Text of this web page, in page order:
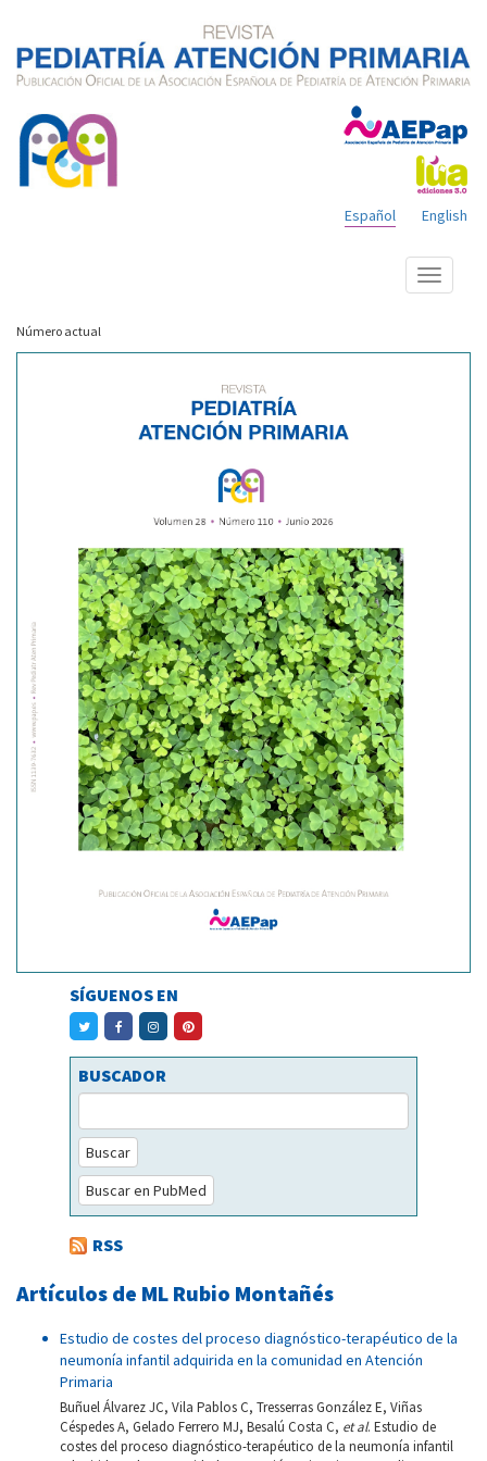
English
Español
Mostrar
menú
Número actual
SÍGUENOS EN
BUSCADOR
Buscar
Buscar en PubMed
RSS
Artículos de ML Rubio Montañés
Estudio de costes del proceso diagnóstico-terapéutico de la
neumonía infantil adquirida en la comunidad en Atención
Primaria
Buñuel Álvarez JC, Vila Pablos C, Tresserras González E, Viñas
Céspedes A, Gelado Ferrero MJ, Besalú Costa C, et al. Estudio de
costes del proceso diagnóstico-terapéutico de la neumonía infantil